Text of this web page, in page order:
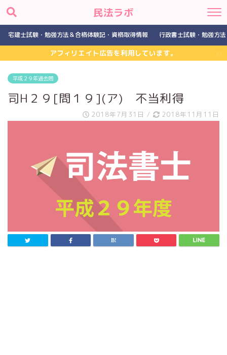
民法ラボ
宅建士試験・勉強方法＆合格体験記・資格取得情報 行政書士試験・勉強方
アフィリエイト広告を利用しています。
平成２９年過去問
司H２９[問１９](ア) 不当利得
2018年7月31日 / 2018年11月11日